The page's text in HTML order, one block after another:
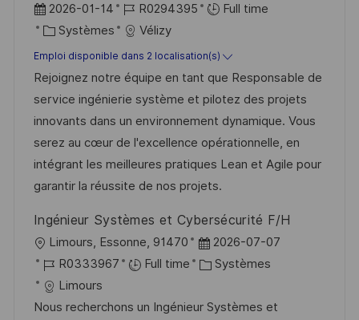
o
t
e
D
a
t
e
d
’
a
f
f
c
h
e
2026-01-14
R
é
f
é
r
e
n
c
e
u
p
o
t
R0294395
Full time
C
a
t
é
g
o
r
i
Systèmes Vélizy
Emploi disponible dans 2 localisation(s)
Rejoignez notre équipe en tant que Responsable de
service ingénierie système et pilotez des projets
innovants dans un environnement dynamique. Vous
serez au cœur de l'excellence opérationnelle, en
intégrant les meilleures pratiques Lean et Agile pour
garantir la réussite de nos projets.
Ingénieur Systèmes et Cybersécurité F/H
o
c
a
Limours, Essonne, 91470
D
a
e
2026-07-07
R
é
f
R0333967 Full time
C
t
Systèmes
Limours
Nous recherchons un Ingénieur Systèmes et